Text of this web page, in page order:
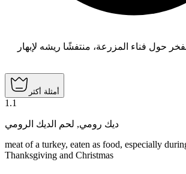
حول فناء المزرعة، منتفشًا ريشه لإبهار
أمثلة أكثر
1 .1
ديك رومي, لحم الديك الرومي
meat of a turkey, eaten as food, especially
Thanksgiving and Christmas